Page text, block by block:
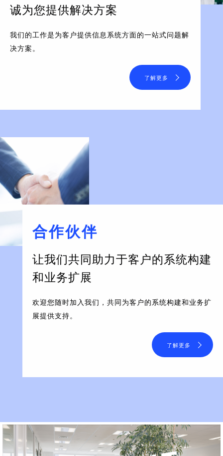
诚为您提供解决方案
我们的工作是为客户提供信息系统方面的一站式问题解
决方案。
了解更多
合作伙伴
让我们共同助力于客户的系统构建
和业务扩展
欢迎您随时加入我们，共同为客户的系统构建和业务扩
展提供支持。
了解更多